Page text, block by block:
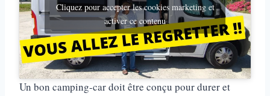
Cliquez pour accepter les cookies marketing et
activer ce contenu
Un bon camping-car doit être conçu pour durer et